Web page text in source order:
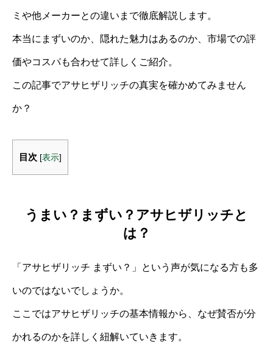
ミや他メーカーとの違いまで徹底解説します。
本当にまずいのか、隠れた魅力はあるのか、市場での評
価やコスパも合わせて詳しくご紹介。
この記事でアサヒザリッチの真実を確かめてみません
か？
目次 [表示]
うまい？まずい？アサヒザリッチと
は？
「アサヒザリッチ まずい？」という声が気になる方も多
いのではないでしょうか。
ここではアサヒザリッチの基本情報から、なぜ賛否が分
かれるのかを詳しく紐解いていきます。